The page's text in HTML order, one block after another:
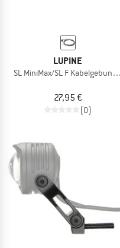
LUPINE
SL MiniMax/SL F
27,95 €
(0)